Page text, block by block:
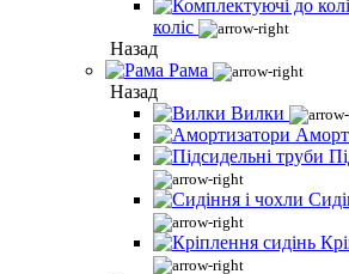
коліс
Назад
Рама
Назад
Вилки